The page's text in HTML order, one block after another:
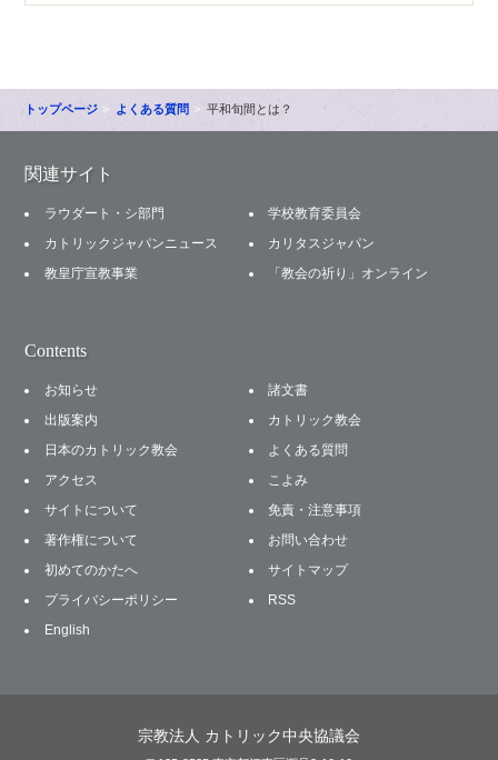
トップページ よくある質問 平和旬間とは？
関連サイト
ラウダート・シ部門
学校教育委員会
カトリックジャパンニュース
カリタスジャパン
教皇庁宣教事業
「教会の祈り」オンライン
Contents
お知らせ
諸文書
出版案内
カトリック教会
日本のカトリック教会
よくある質問
アクセス
こよみ
サイトについて
免責・注意事項
著作権について
お問い合わせ
初めてのかたへ
サイトマップ
プライバシーポリシー
RSS
English
宗教法人 カトリック中央協議会